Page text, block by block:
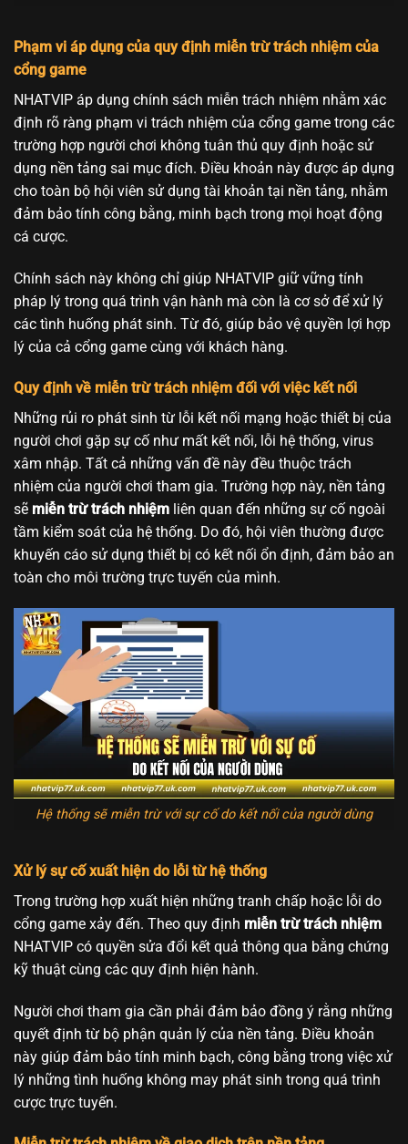
Phạm vi áp dụng của quy định miễn trừ trách nhiệm của
cổng game
NHATVIP áp dụng chính sách miễn trách nhiệm nhằm xác
định rõ ràng phạm vi trách nhiệm của cổng game trong các
trường hợp người chơi không tuân thủ quy định hoặc sử
dụng nền tảng sai mục đích. Điều khoản này được áp dụng
cho toàn bộ hội viên sử dụng tài khoản tại nền tảng, nhằm
đảm bảo tính công bằng, minh bạch trong mọi hoạt động
cá cược.
Chính sách này không chỉ giúp NHATVIP giữ vững tính
pháp lý trong quá trình vận hành mà còn là cơ sở để xử lý
các tình huống phát sinh. Từ đó, giúp bảo vệ quyền lợi hợp
lý của cả cổng game cùng với khách hàng.
Quy định về miễn trừ trách nhiệm đối với việc kết nối
Những rủi ro phát sinh từ lỗi kết nối mạng hoặc thiết bị của
người chơi gặp sự cố như mất kết nối, lỗi hệ thống, virus
xâm nhập. Tất cả những vấn đề này đều thuộc trách
nhiệm của người chơi tham gia. Trường hợp này, nền tảng
sẽ miễn trừ trách nhiệm liên quan đến những sự cố ngoài
tầm kiểm soát của hệ thống. Do đó, hội viên thường được
khuyến cáo sử dụng thiết bị có kết nối ổn định, đảm bảo an
toàn cho môi trường trực tuyến của mình.
Hệ thống sẽ miễn trừ với sự cố do kết nối của người dùng
Xử lý sự cố xuất hiện do lỗi từ hệ thống
Trong trường hợp xuất hiện những tranh chấp hoặc lỗi do
cổng game xảy đến. Theo quy định miễn trừ trách nhiệm
NHATVIP có quyền sửa đổi kết quả thông qua bằng chứng
kỹ thuật cùng các quy định hiện hành.
Người chơi tham gia cần phải đảm bảo đồng ý rằng những
quyết định từ bộ phận quản lý của nền tảng. Điều khoản
này giúp đảm bảo tính minh bạch, công bằng trong việc xử
lý những tình huống không may phát sinh trong quá trình
cược trực tuyến.